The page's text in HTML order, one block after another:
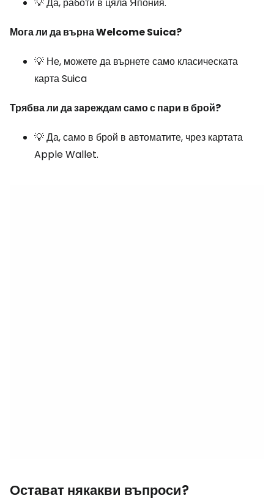
💡 Да, работи в цяла Япония.
Мога ли да върна Welcome Suica?
💡 Не, можете да върнете само класическата
карта Suica
Трябва ли да зареждам само с пари в брой?
💡 Да, само в брой в автоматите, чрез картата
Apple Wallet.
Остават някакви въпроси?